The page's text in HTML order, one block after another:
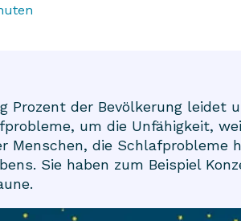
Prozent der Bevölkerung
um die Unfähigkeit,
Menschen, die Schlafprobleme
Sie haben zum Beispiel